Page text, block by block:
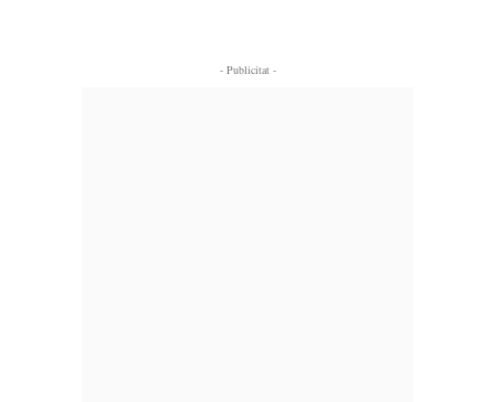
- Publicitat -